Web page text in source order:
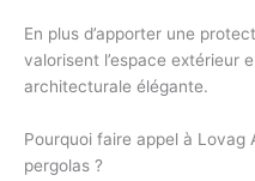
En plus d’apporter une
valorisent l’espace extérieur
architecturale élégante.
Pourquoi faire appel à Lovag
pergolas ?